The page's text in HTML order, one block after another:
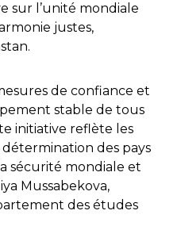
sur l’unité mondiale
justes,
de confiance et
stable de tous
initiative reflète les
des pays
sécurité mondiale et
Mussabekova,
des études